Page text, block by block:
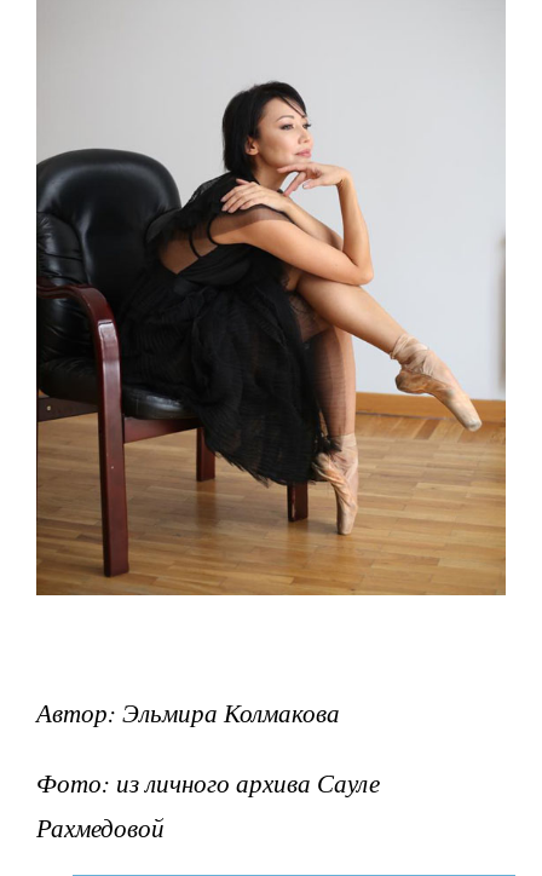
Автор: Эльмира Колмакова
Фото: из личного архива Сауле
Рахмедовой